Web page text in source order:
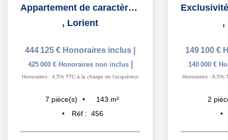
Appartement de caractère avec garage au dernier étage d'un...
, Lorient
444 125 € Honoraires inclus
425 000 € Honoraires non inclus
Honoraires : 4,5% TTC à la charge de l'acquéreur
7 pièce(s) 143 m²
Réf : 456
,
149 100 €
140 000 €
Honoraires : 6,5%
2